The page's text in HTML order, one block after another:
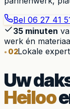
Bel 06 27 41
35 minuten
werk én
02Lokale
Uw
Heiloo